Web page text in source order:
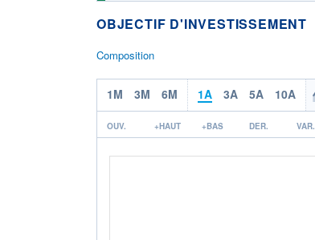
OBJECTIF D'INVESTISSEMENT
Composition
1M 3M 6M 1A 3A 5A 10A
OUV. +HAUT +BAS DER. VAR.